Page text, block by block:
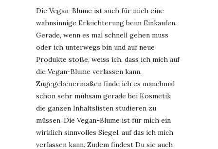
Die Vegan-Blume ist auch für mich eine
wahnsinnige Erleichterung beim Einkaufen.
Gerade, wenn es mal schnell gehen muss
oder ich unterwegs bin und auf neue
Produkte stoße, weiss ich, dass ich mich auf
die Vegan-Blume verlassen kann.
Zugegebenermaßen finde ich es manchmal
schon sehr mühsam gerade bei Kosmetik
die ganzen Inhaltslisten studieren zu
müssen. Die Vegan-Blume ist für mich ein
wirklich sinnvolles Siegel, auf das ich mich
verlassen kann. Zudem findest Du sie auch